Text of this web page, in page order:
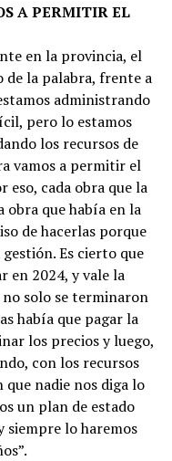
A PERMITIR EL
en la provincia, el
de la palabra, frente a
administrando
pero lo estamos
los recursos de
vamos a permitir el
cada obra que la
obra que había en la
de hacerlas porque
Es cierto que
en 2024, y vale la
no solo se terminaron
había que pagar la
los precios y luego,
con los recursos
que nadie nos diga lo
un plan de estado
siempre lo haremos